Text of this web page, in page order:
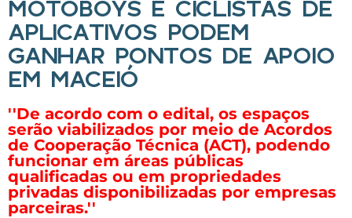
MOTOBOYS E CICLISTAS DE
APLICATIVOS PODEM
GANHAR PONTOS DE APOIO
EM MACEIÓ
''De acordo com o edital, os espaços
serão viabilizados por meio de Acordos
de Cooperação Técnica (ACT), podendo
funcionar em áreas públicas
qualificadas ou em propriedades
privadas disponibilizadas por empresas
parceiras.''